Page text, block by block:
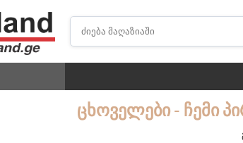
ᲪᲮᲝᲕᲔᲚᲔᲑᲘ - ᲩᲔᲛᲘ